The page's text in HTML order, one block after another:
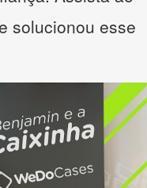
solucionou esse